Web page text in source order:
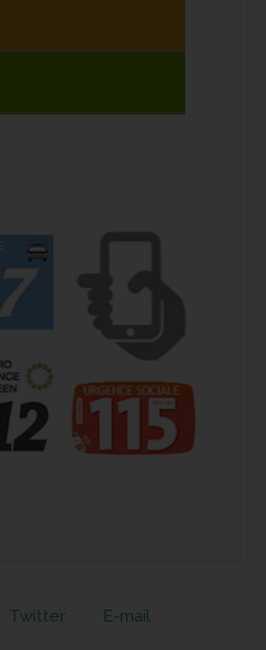
Twitter E-mail